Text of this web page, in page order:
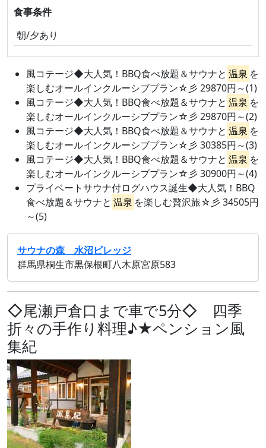
食事条件
朝/夕あり
風コテージ◆大人気！BBQ食べ放題＆サウナと 温泉 を
楽しむオールインクルーシブプラン☆彡 29870円～(1)
風コテージ◆大人気！BBQ食べ放題＆サウナと 温泉 を
楽しむオールインクルーシブプラン☆彡 29870円～(2)
風コテージ◆大人気！BBQ食べ放題＆サウナと 温泉 を
楽しむオールインクルーシブプラン☆彡 30385円～(3)
風コテージ◆大人気！BBQ食べ放題＆サウナと 温泉 を
楽しむオールインクルーシブプラン☆彡 30900円～(4)
プライベートサウナ付ログハウス誕生◆大人気！BBQ
食べ放題＆サウナと 温泉 を楽しむ贅沢旅☆彡 34505円
～(5)
サウナの森 水沼ビレッジ
群馬県桐生市黒保根町八木原宮原583
◇尾瀬戸倉口まで車で5分◇ 四季
折々の手作り料理♪★ペンション風
集紀